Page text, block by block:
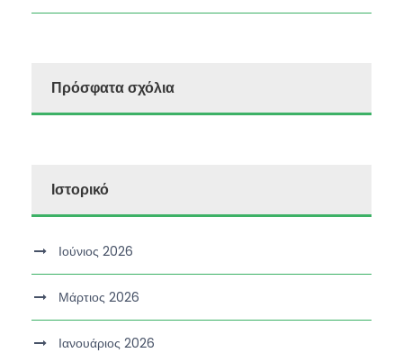
Πρόσφατα σχόλια
Ιστορικό
Ιούνιος 2026
Μάρτιος 2026
Ιανουάριος 2026